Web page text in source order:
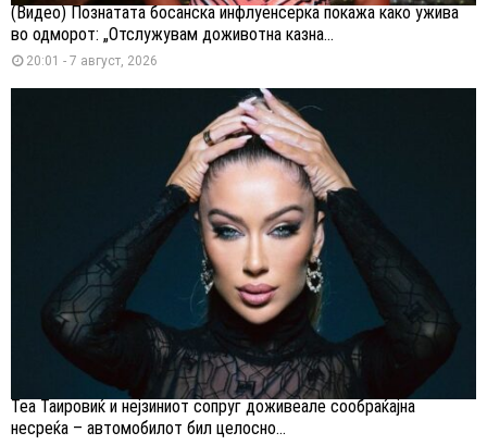
(Видео) Познатата босанска инфлуенсерка покажа како ужива
во одморот: „Отслужувам доживотна казна...
20:01 - 7 август, 2026
Теа Таировиќ и нејзиниот сопруг доживеале сообраќајна
несреќа – автомобилот бил целосно...